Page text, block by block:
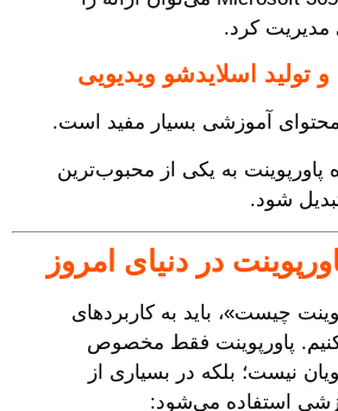
مدیریت کرد.
تولید اسلایدشو ویدیویی
محتوای آموزشی بسیار مفید است.
پاورپوینت به یکی از محبوب‌ترین
تبدیل شود.
در دنیای امروز
چیست»، باید به کاربردهای
پاورپوینت فقط مخصوص
نیست؛ بلکه در بسیاری از
استفاده می‌شود: